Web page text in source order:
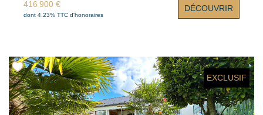
séduits par les volumes généreux et la luminosité des
pièces de vie. Le vaste salon-séjour, agrémenté d'une
harmonieusement cet espace de vie. Le rez-de-chaussée
dispose également d'une chambre, d'un bureau pouvant
accueillir une activité de télétravail ou une chambre
d'appoint, d'une salle de bains et d'un WC indépendant. À
l'étage, l'espace nuit se compose de trois chambres
416 900 €
dont 4.23% TTC d'honoraires
DÉCOUVRIR
EXCLUSIF